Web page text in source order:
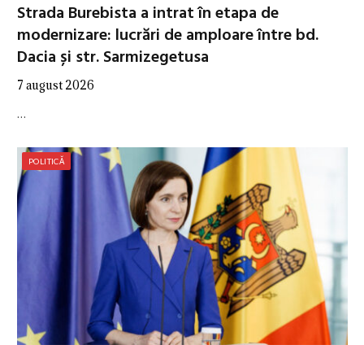
Strada Burebista a intrat în etapa de
modernizare: lucrări de amploare între bd.
Dacia și str. Sarmizegetusa
7 august 2026
…
POLITICĂ